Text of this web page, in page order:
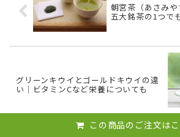
朝宮茶（あさみ
五大銘茶の1つで
グリーンキウイとゴールドキウイの違
い｜ビタミンCなど栄養についても
この商品のご注文は